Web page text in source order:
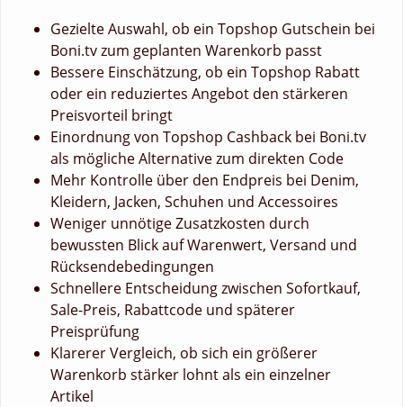
Gezielte Auswahl, ob ein Topshop Gutschein bei
Boni.tv zum geplanten Warenkorb passt
Bessere Einschätzung, ob ein Topshop Rabatt
oder ein reduziertes Angebot den stärkeren
Preisvorteil bringt
Einordnung von Topshop Cashback bei Boni.tv
als mögliche Alternative zum direkten Code
Mehr Kontrolle über den Endpreis bei Denim,
Kleidern, Jacken, Schuhen und Accessoires
Weniger unnötige Zusatzkosten durch
bewussten Blick auf Warenwert, Versand und
Rücksendebedingungen
Schnellere Entscheidung zwischen Sofortkauf,
Sale-Preis, Rabattcode und späterer
Preisprüfung
Klarerer Vergleich, ob sich ein größerer
Warenkorb stärker lohnt als ein einzelner
Artikel